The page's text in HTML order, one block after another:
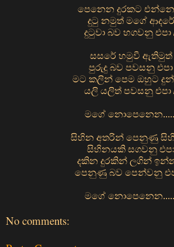
පෙනෙන දුරකට
දුටු නමුත් මගේ ආදරේ
දුටුවා බව හගවනු එපා
සසරේ හමුවී ඇතිමුත්
පුරුදු බව පවසනු එපා
මට කලින් පෙම ඔහුට
යලි යලිත් පවසනු එපා
මගේ
සිහින අතරින් පෙනුණු
සිහිනයකි සගවනු
දකින දුරකින් ලගින්
පෙනුණු බව පෙන්වනු
මගේ
No comments: